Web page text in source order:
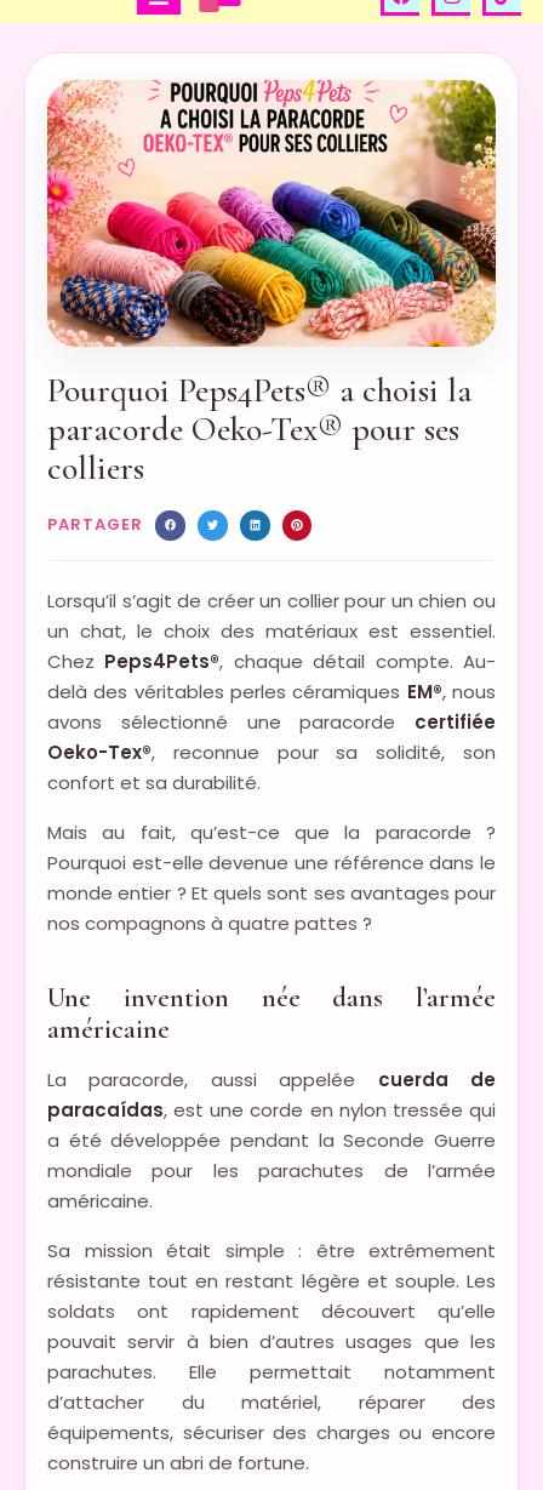
Pourquoi Peps4Pets® a choisi la
paracorde Oeko-Tex® pour ses
colliers
PARTAGER
Lorsqu’il s’agit de créer un collier pour un chien ou
un chat, le choix des matériaux est essentiel.
Chez Peps4Pets®, chaque détail compte. Au-
delà des véritables perles céramiques EM®, nous
avons sélectionné une paracorde certifiée
Oeko-Tex®, reconnue pour sa solidité, son
confort et sa durabilité.
Mais au fait, qu’est-ce que la paracorde ?
Pourquoi est-elle devenue une référence dans le
monde entier ? Et quels sont ses avantages pour
nos compagnons à quatre pattes ?
Une invention née dans l’armée
américaine
La paracorde, aussi appelée cuerda de
paracaídas, est une corde en nylon tressée qui
a été développée pendant la Seconde Guerre
mondiale pour les parachutes de l’armée
américaine.
Sa mission était simple : être extrêmement
résistante tout en restant légère et souple. Les
soldats ont rapidement découvert qu’elle
pouvait servir à bien d’autres usages que les
parachutes. Elle permettait notamment
d’attacher du matériel, réparer des
équipements, sécuriser des charges ou encore
construire un abri de fortune.